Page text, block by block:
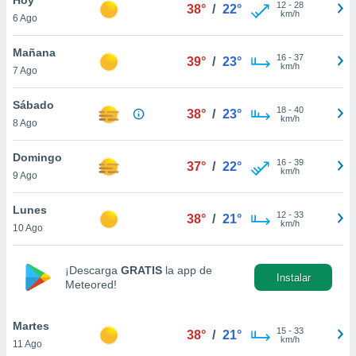
en
más
nuestra
de
aceptar
de
6 Ago
38° / 22° 12- 28
km/h
Mañana
7 Ago
39° / 23° 16- 37
km/h
Sábado
8 Ago
38° / 23° 18- 40
km/h
Domingo
9 Ago
37° / 22° 16- 39
km/h
Lunes
10 Ago
38° / 21° 12- 33
km/h
¡Descarga GRATIS la app de
Meteored!
Instalar
Martes
11 Ago
38° / 21° 15- 33
km/h